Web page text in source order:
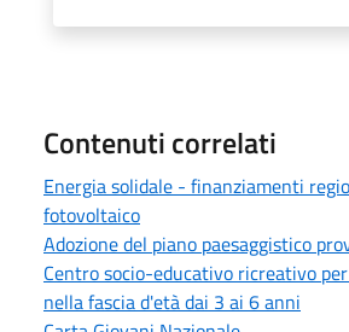
Contenuti correlati
Energia solidale - finanziamenti
fotovoltaico
Adozione del piano paesaggistico
Centro socio-educativo ricreativo
nella fascia d'età dai 3 ai 6 anni